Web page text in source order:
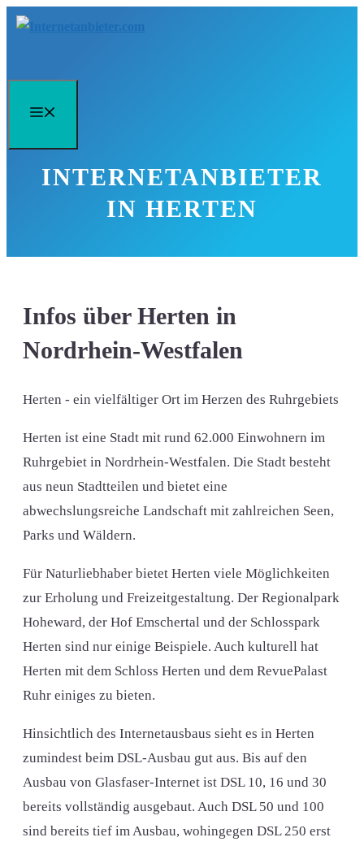
Zum
INTERNETANBIETER
IN HERTEN
Infos über Herten in
Nordrhein-Westfalen
Herten - ein vielfältiger Ort im Herzen des Ruhrgebiets
Herten ist eine Stadt mit rund 62.000 Einwohnern im
Ruhrgebiet in Nordrhein-Westfalen. Die Stadt besteht
aus neun Stadtteilen und bietet eine
abwechslungsreiche Landschaft mit zahlreichen Seen,
Parks und Wäldern.
Für Naturliebhaber bietet Herten viele Möglichkeiten
zur Erholung und Freizeitgestaltung. Der Regionalpark
Hoheward, der Hof Emschertal und der Schlosspark
Herten sind nur einige Beispiele. Auch kulturell hat
Herten mit dem Schloss Herten und dem RevuePalast
Ruhr einiges zu bieten.
Hinsichtlich des Internetausbaus sieht es in Herten
zumindest beim DSL-Ausbau gut aus. Bis auf den
Ausbau von Glasfaser-Internet ist DSL 10, 16 und 30
bereits vollständig ausgebaut. Auch DSL 50 und 100
sind bereits tief im Ausbau, wohingegen DSL 250 erst